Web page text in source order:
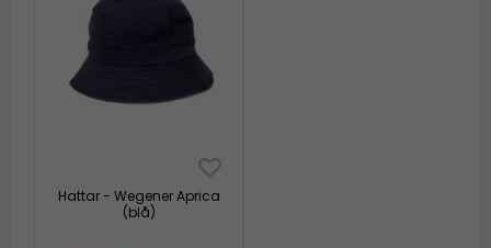
Hattar - Wegener Aprica
(blå)